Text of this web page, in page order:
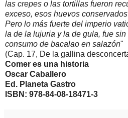
las crepes o las tortillas fueron
exceso, esos huevos
Pero lo más fuerte del imperio
la de la lujuria y la de gula, fue
consumo de bacalao en salazón"
(Cap. 17, De la gallina
Comer es una historia
Oscar Caballero
Ed. Planeta Gastro
ISBN: 978-84-08-18471-3